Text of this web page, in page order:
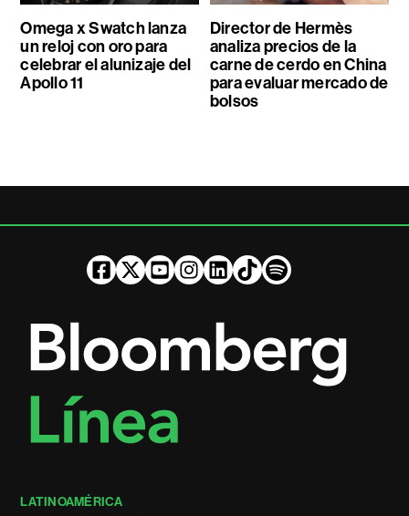
Omega x Swatch lanza
un reloj con oro para
celebrar el alunizaje del
Apollo 11
Director de Hermès
analiza precios de la
carne de cerdo en China
para evaluar mercado de
bolsos
LATINOAMÉRICA